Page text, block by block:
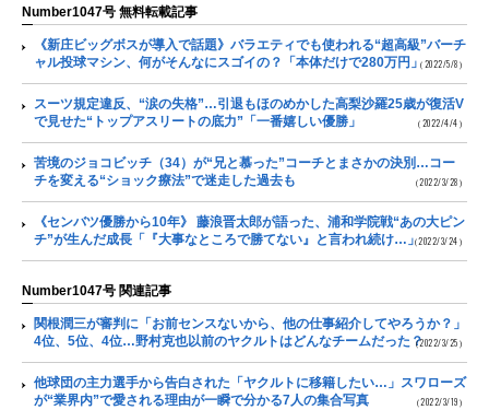
Number1047号 無料転載記事
《新庄ビッグボスが導入で話題》バラエティでも使われる“超高級”バーチ
ャル投球マシン、何がそんなにスゴイの？「本体だけで280万円」（2022/5/8）
スーツ規定違反、“涙の失格”…引退もほのめかした高梨沙羅25歳が復活V
で見せた“トップアスリートの底力”「一番嬉しい優勝」
（2022/4/4）
苦境のジョコビッチ（34）が“兄と慕った”コーチとまさかの決別…コー
チを変える“ショック療法”で迷走した過去も
（2022/3/28）
《センバツ優勝から10年》 藤浪晋太郎が語った、浦和学院戦“あの大ピン
チ”が生んだ成長「『大事なところで勝てない』と言われ続け…」（2022/3/24）
Number1047号 関連記事
関根潤三が審判に「お前センスないから、他の仕事紹介してやろうか？」
4位、5位、4位…野村克也以前のヤクルトはどんなチームだった？（2022/3/25）
他球団の主力選手から告白された「ヤクルトに移籍したい…」スワローズ
が“業界内”で愛される理由が一瞬で分かる7人の集合写真
（2022/3/19）